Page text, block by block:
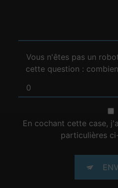
Vous n'êtes pas un
cette question :
En cochant cette case,
particulières